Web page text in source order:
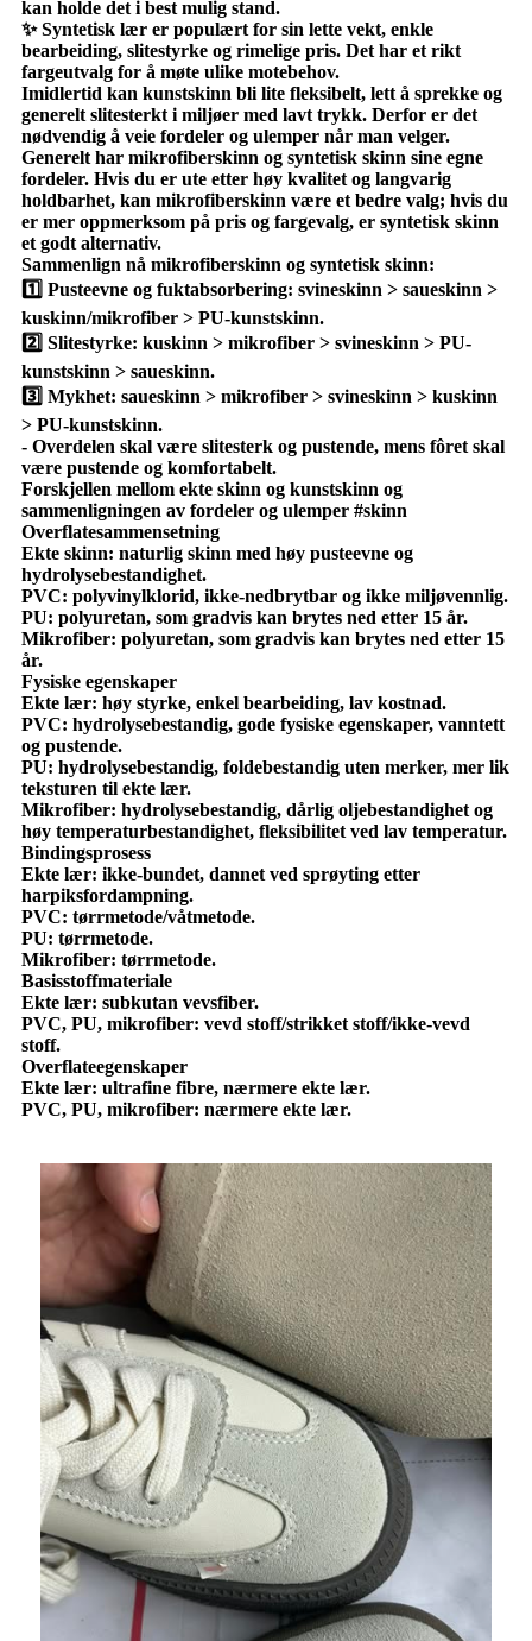
kan holde det i best mulig stand.
✨ Syntetisk lær er populært for sin lette vekt, enkle
bearbeiding, slitestyrke og rimelige pris. Det har et rikt
fargeutvalg for å møte ulike motebehov.
Imidlertid kan kunstskinn bli lite fleksibelt, lett å sprekke og
generelt slitesterkt i miljøer med lavt trykk. Derfor er det
nødvendig å veie fordeler og ulemper når man velger.
Generelt har mikrofiberskinn og syntetisk skinn sine egne
fordeler. Hvis du er ute etter høy kvalitet og langvarig
holdbarhet, kan mikrofiberskinn være et bedre valg; hvis du
er mer oppmerksom på pris og fargevalg, er syntetisk skinn
et godt alternativ.
Sammenlign nå mikrofiberskinn og syntetisk skinn:
1️⃣ Pusteevne og fuktabsorbering: svineskinn > saueskinn >
kuskinn/mikrofiber > PU-kunstskinn.
2️⃣ Slitestyrke: kuskinn > mikrofiber > svineskinn > PU-
kunstskinn > saueskinn.
3️⃣ Mykhet: saueskinn > mikrofiber > svineskinn > kuskinn
> PU-kunstskinn.
- Overdelen skal være slitesterk og pustende, mens fôret skal
være pustende og komfortabelt.
Forskjellen mellom ekte skinn og kunstskinn og
sammenligningen av fordeler og ulemper #skinn
Overflatesammensetning
Ekte skinn: naturlig skinn med høy pusteevne og
hydrolysebestandighet.
PVC: polyvinylklorid, ikke-nedbrytbar og ikke miljøvennlig.
PU: polyuretan, som gradvis kan brytes ned etter 15 år.
Mikrofiber: polyuretan, som gradvis kan brytes ned etter 15
år.
Fysiske egenskaper
Ekte lær: høy styrke, enkel bearbeiding, lav kostnad.
PVC: hydrolysebestandig, gode fysiske egenskaper, vanntett
og pustende.
PU: hydrolysebestandig, foldebestandig uten merker, mer lik
teksturen til ekte lær.
Mikrofiber: hydrolysebestandig, dårlig oljebestandighet og
høy temperaturbestandighet, fleksibilitet ved lav temperatur.
Bindingsprosess
Ekte lær: ikke-bundet, dannet ved sprøyting etter
harpiksfordampning.
PVC: tørrmetode/våtmetode.
PU: tørrmetode.
Mikrofiber: tørrmetode.
Basisstoffmateriale
Ekte lær: subkutan vevsfiber.
PVC, PU, ​​mikrofiber: vevd stoff/strikket stoff/ikke-vevd
stoff.
Overflateegenskaper
Ekte lær: ultrafine fibre, nærmere ekte lær.
PVC, PU, ​​mikrofiber: nærmere ekte lær.